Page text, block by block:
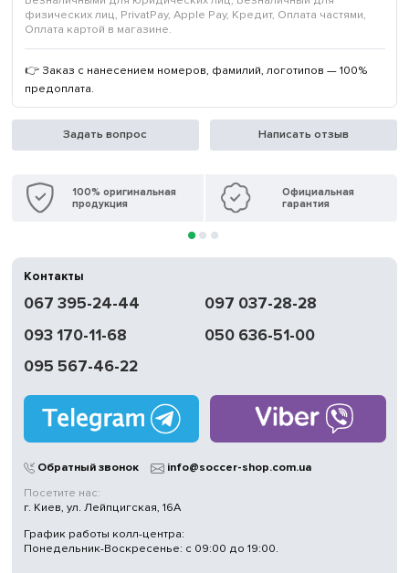
физических лиц, PrivatPay, Apple Pay, Кредит, Оплата частями,
Оплата картой в магазине.
👉 Заказ с нанесением номеров, фамилий, логотипов — 100%
предоплата.
Задать вопрос Написать отзыв
100% оригинальная
продукция
Официальная
гарантия
Контакты
067 395-24-44
097 037-28-28
093 170-11-68
050 636-51-00
095 567-46-22
Обратный звонок
info@soccer-shop.com.ua
Посетите нас:
г. Киев, ул. Лейпцигская, 16А
График работы колл-центра:
Понедельник-Воскресенье: с 09:00 до 19:00.